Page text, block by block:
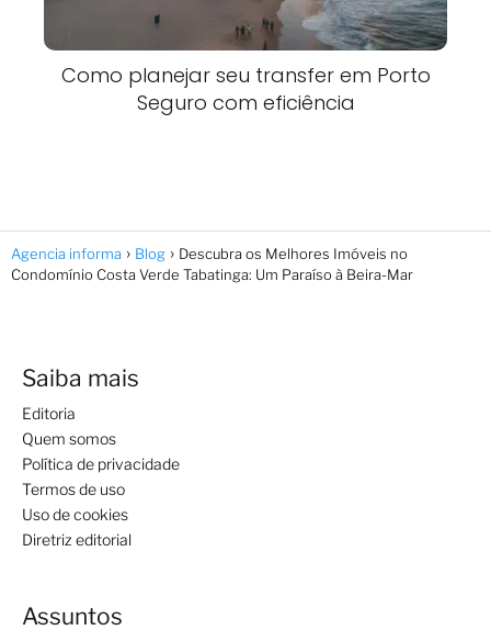
Como planejar seu transfer em Porto
Seguro com eficiência
Agencia informa Blog
Descubra os Melhores Imóveis no
Condomínio Costa Verde Tabatinga: Um Paraíso à Beira-Mar
Saiba mais
Editoria
Quem somos
Política de privacidade
Termos de uso
Uso de cookies
Diretriz editorial
Assuntos